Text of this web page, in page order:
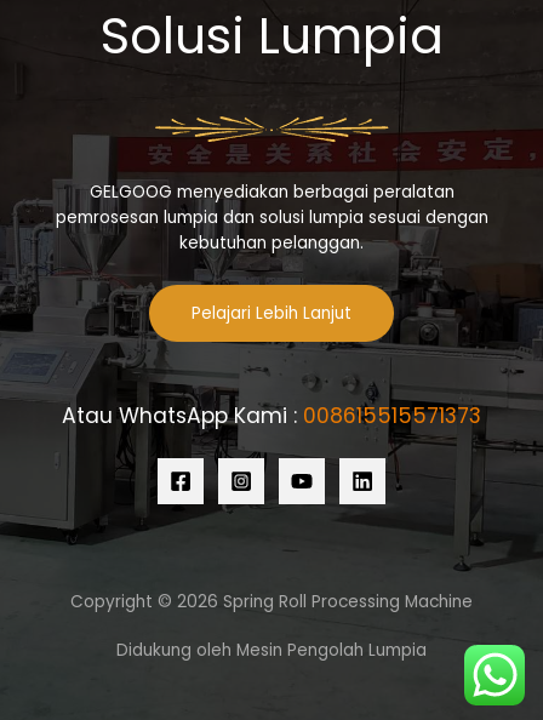
Solusi Lumpia
GELGOOG menyediakan berbagai peralatan
pemrosesan lumpia dan solusi lumpia sesuai dengan
kebutuhan pelanggan.
Pelajari Lebih Lanjut
Atau WhatsApp Kami : 008615515571373
Copyright © 2026 Spring Roll Processing Machine
Didukung oleh Mesin Pengolah Lumpia